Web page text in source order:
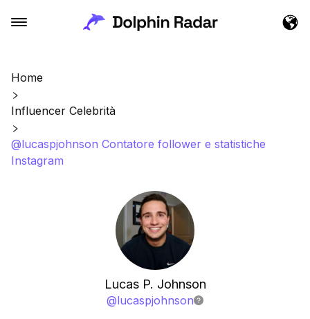
Home
Influencer Celebrità
@lucaspjohnson Contatore follower e statistiche
Instagram
Lucas P. Johnson
@lucaspjohnson